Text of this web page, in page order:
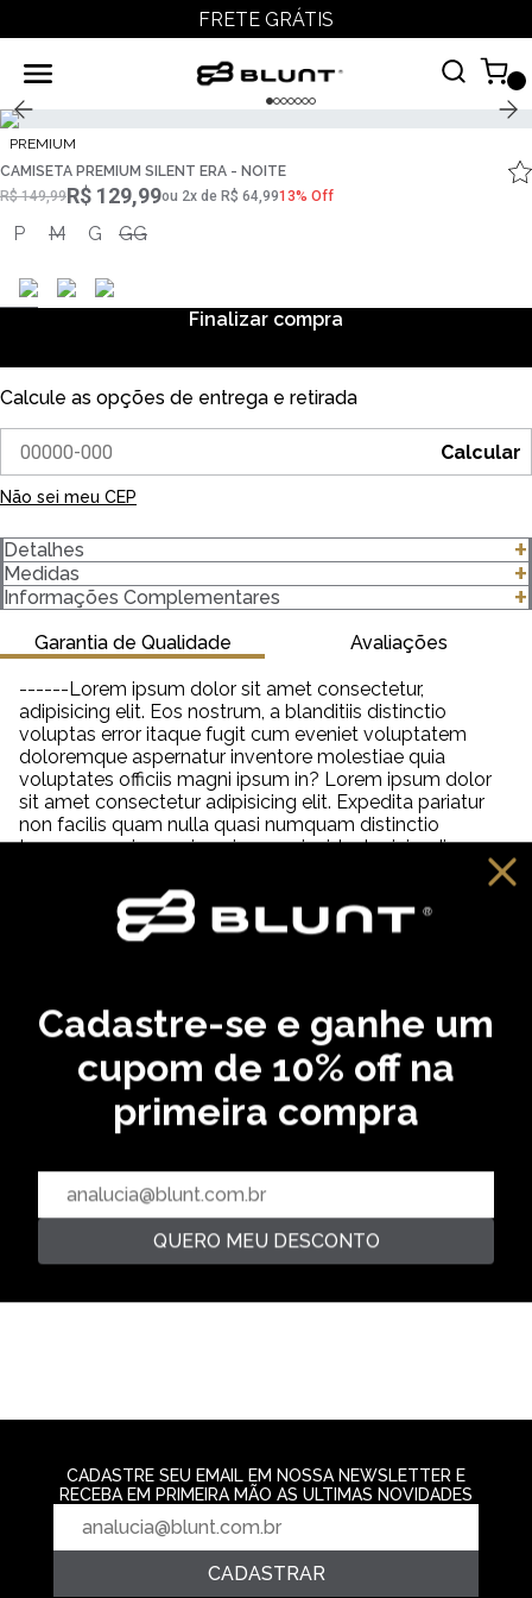
FRETE GRÁTIS
PREMIUM
CAMISETA PREMIUM SILENT ERA - NOITE
R$ 149,99R$ 129,99ou 2x de R$ 64,9913% Off
P M G GG
Finalizar compra
Calcule as opções de entrega e retirada
Calcular
Não sei meu CEP
Detalhes
-Modelagem Premium
-100% algodão
-Gola canelada 3 Centímetros (cm) 2x1 com Elastano
-Gramatura 220 g/m²
Importante saber:
-As cores podem ter algumas variações de acordo com o
monitor ou dispositivo que está utilizando.
-Em produtos de algodão pode haver encolhimento de 2,5 a
3%.
Medidas
clique para abrir as medidas
Informações Complementares
Garantia de Qualidade
------Lorem ipsum dolor sit amet consectetur,
adipisicing elit. Eos nostrum, a blanditiis distinctio
voluptas error itaque fugit cum eveniet voluptatem
doloremque aspernatur inventore molestiae quia
voluptates officiis magni ipsum in? Lorem ipsum dolor
sit amet consectetur adipisicing elit. Expedita pariatur
non facilis quam nulla quasi numquam distinctio
tempora veniam quia quisquam incidunt reiciendis,
saepe neque unde labore illum dolor provident. Lorem
ipsum dolor sit amet consectetur adipisicing elit. Aut
distinctio adipisci hic molestiae, amet quibusdam
cupiditate inventore fugit eveniet aliquam similique
Avaliações
VOCÊ PODE GOSTAR
CAMISETA PANOPTIC - PRETO CAMISETA SUNBLISS - PRETO
3‌x de R$
Cadastre-se e ganhe um
cupom de 10% off na
primeira compra
QUERO MEU DESCONTO
CADASTRE SEU EMAIL EM NOSSA NEWSLETTER E
RECEBA EM PRIMEIRA MÃO AS ULTIMAS NOVIDADES
CADASTRAR